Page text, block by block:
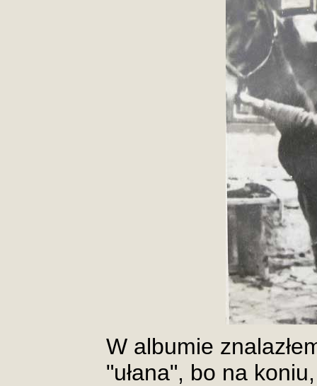
W albumie
"ułana", bo na koniu,